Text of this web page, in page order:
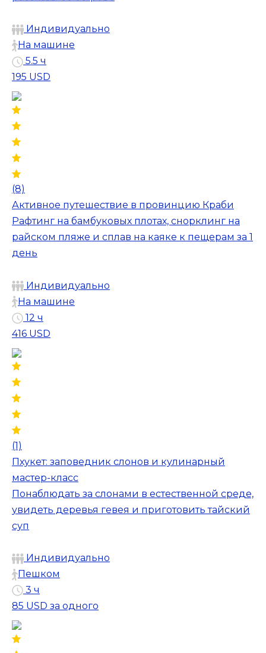
Индивидуально
На машине
5.5 ч
195 USD
(8)
Активное путешествие в провинцию Краби
Рафтинг на бамбуковых плотах, снорклинг на
райском пляже и сплав на каяке к пещерам за 1
день
Индивидуально
На машине
12 ч
416 USD
(1)
Пхукет: заповедник слонов и кулинарный
мастер-класс
Понаблюдать за слонами в естественной среде,
увидеть деревья гевея и приготовить тайский
суп
Индивидуально
Пешком
3 ч
85 USD за одного